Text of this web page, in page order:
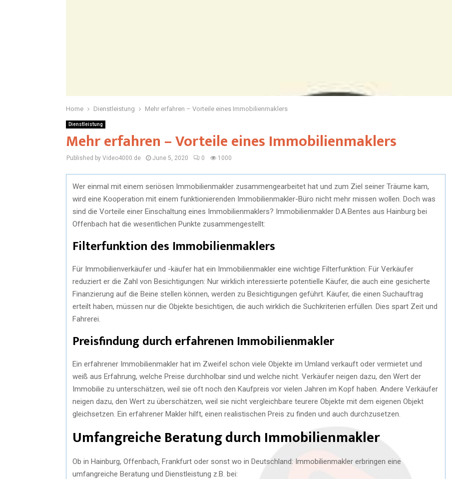
Home Dienstleistung Mehr erfahren – Vorteile eines Immobilienmaklers
Dienstleistung
Mehr erfahren – Vorteile eines Immobilienmaklers
Published by Video4000.de June 5, 2020 0 1000
Wer einmal mit einem seriösen Immobilienmakler zusammengearbeitet hat und zum Ziel seiner Träume kam,
wird eine Kooperation mit einem funktionierenden Immobilienmakler-Büro nicht mehr missen wollen. Doch was
sind die Vorteile einer Einschaltung eines Immobilienmaklers? Immobilienmakler D.A.Bentes aus Hainburg bei
Offenbach hat die wesentlichen Punkte zusammengestellt:
Filterfunktion des Immobilienmaklers
Für Immobilienverkäufer und -käufer hat ein Immobilienmakler eine wichtige Filterfunktion: Für Verkäufer
reduziert er die Zahl von Besichtigungen: Nur wirklich interessierte potentielle Käufer, die auch eine gesicherte
Finanzierung auf die Beine stellen können, werden zu Besichtigungen geführt. Käufer, die einen Suchauftrag
erteilt haben, müssen nur die Objekte besichtigen, die auch wirklich die Suchkriterien erfüllen. Dies spart Zeit und
Fahrerei.
Preisfindung durch erfahrenen Immobilienmakler
Ein erfahrener Immobilienmakler hat im Zweifel schon viele Objekte im Umland verkauft oder vermietet und
weiß aus Erfahrung, welche Preise durchholbar sind und welche nicht. Verkäufer neigen dazu, den Wert der
Immobilie zu unterschätzen, weil sie oft noch den Kaufpreis vor vielen Jahren im Kopf haben. Andere Verkäufer
neigen dazu, den Wert zu überschätzen, weil sie nicht vergleichbare teurere Objekte mit dem eigenen Objekt
gleichsetzen. Ein erfahrener Makler hilft, einen realistischen Preis zu finden und auch durchzusetzen.
Umfangreiche Beratung durch Immobilienmakler
Ob in Hainburg, Offenbach, Frankfurt oder sonst wo in Deutschland: Immobilienmakler erbringen eine
umfangreiche Beratung und Dienstleistung z.B. bei: